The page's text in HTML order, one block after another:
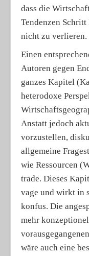
dass die
Tendenzen Schritt
nicht zu verlieren.
Einen
Autoren gegen
ganzes Kapitel
heterodoxe
Anstatt jedoch
vorzustellen,
allgemeine
wie Ressourcen
trade. Dieses
vage und wirkt in
konfus. Die
mehr
wäre auch eine